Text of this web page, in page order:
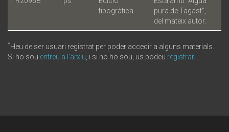
tipogràfica
pura de Tagast”,
del mateix autor.
*Heu de ser usuari registrat per poder accedir a alguns materials.
Si ho sou entreu a l'arxiu , i si no ho sou, us podeu registrar.